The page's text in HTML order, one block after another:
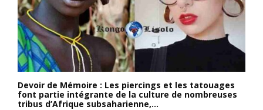
Devoir de Mémoire : Les piercings et les tatouages ​​
font partie intégrante de la culture de nombreuses
tribus d’Afrique subsaharienne,...